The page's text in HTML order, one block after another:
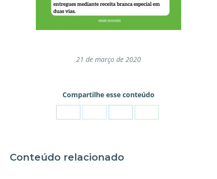
21 de março de 2020
Compartilhe esse conteúdo
Conteúdo relacionado